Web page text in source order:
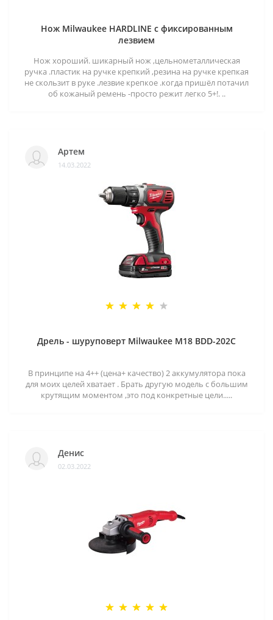
Нож Milwaukee HARDLINE с фиксированным
лезвием
Нож хороший. шикарный нож ,цельнометаллическая
ручка .пластик на ручке крепкий ,резина на ручке крепкая
не скользит в руке .лезвие крепкое .когда пришёл потачил
об кожаный ремень -просто режит легко 5+!. ..
Артем
14.03.2022
Дрель - шуруповерт Milwaukee M18 BDD-202C
В принципе на 4++ (цена+ качество) 2 аккумулятора пока
для моих целей хватает . Брать другую модель с большим
крутящим моментом ,это под конкретные цели.....
Денис
02.03.2022